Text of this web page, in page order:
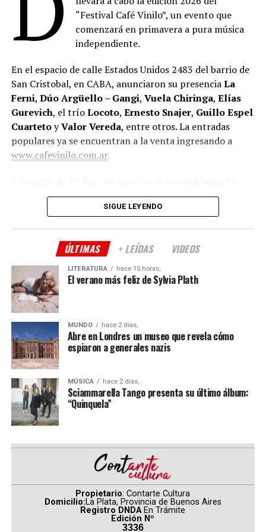
“Festival Café Vinilo”, un evento que
comenzará en primavera a pura música
independiente.
En el espacio de calle Estados Unidos 2483 del barrio de
San Cristobal, en CABA, anunciaron su presenciaLa
Ferni, Dúo Argüello – Gangi, Vuela Chiringa, Elías
Gurevich, el tríoLocoto, Ernesto Snajer, Guillo Espel
CuartetoyValor Vereda, entre otros. La entradas
populares ya se encuentran a la venta ingresando a
www.cafevinilo.com.ar.
espacio cultural porteño estarán abiertas para celebrar
un año más de vida, haciendo partícipe a la comunidad
Tras haber cumplido cuatro años en la nueva sede
ubicada en el barrio de San Cristóbal, sus productores
Teresa RodríguezyEduardo Mischcelebran la
segunda entrega del Festival.
En esta casona de 1913 donde vivieron
Tejada GómezyMercedes Sosa, la música vibra entre
sus paredes, el arte y la poesía resuena en sus cimientos
y con estas raíces de pasión y coraje,
produciendo arte y música independiente.
Programación
Concierto didáctico de Valor Vereda en la Escuela
Normal Nro. 8 de Boedo
Jueves 24 de septiembre – a las 21
La Ferni – Apertura del Festival
Viernes 25 de septiembre – a las 21
SIGUE LEYENDO
ÚLTIMAS + LEÍDAS VIDEOS
LITERATURA hace 15 horas,
El verano más feliz de Sylvia Plath
MUNDO hace 2 días,
Abre en Londres un museo que revela cómo
espiaron a generales nazis
MÚSICA hace 2 días,
Sciammarella Tango presenta su último álbum:
“Quinquela”
Propietario: Contarte Cultura
Domicilio:La Plata, Provincia de Buenos Aires
Registro DNDA En Trámite
Edición Nº
3336